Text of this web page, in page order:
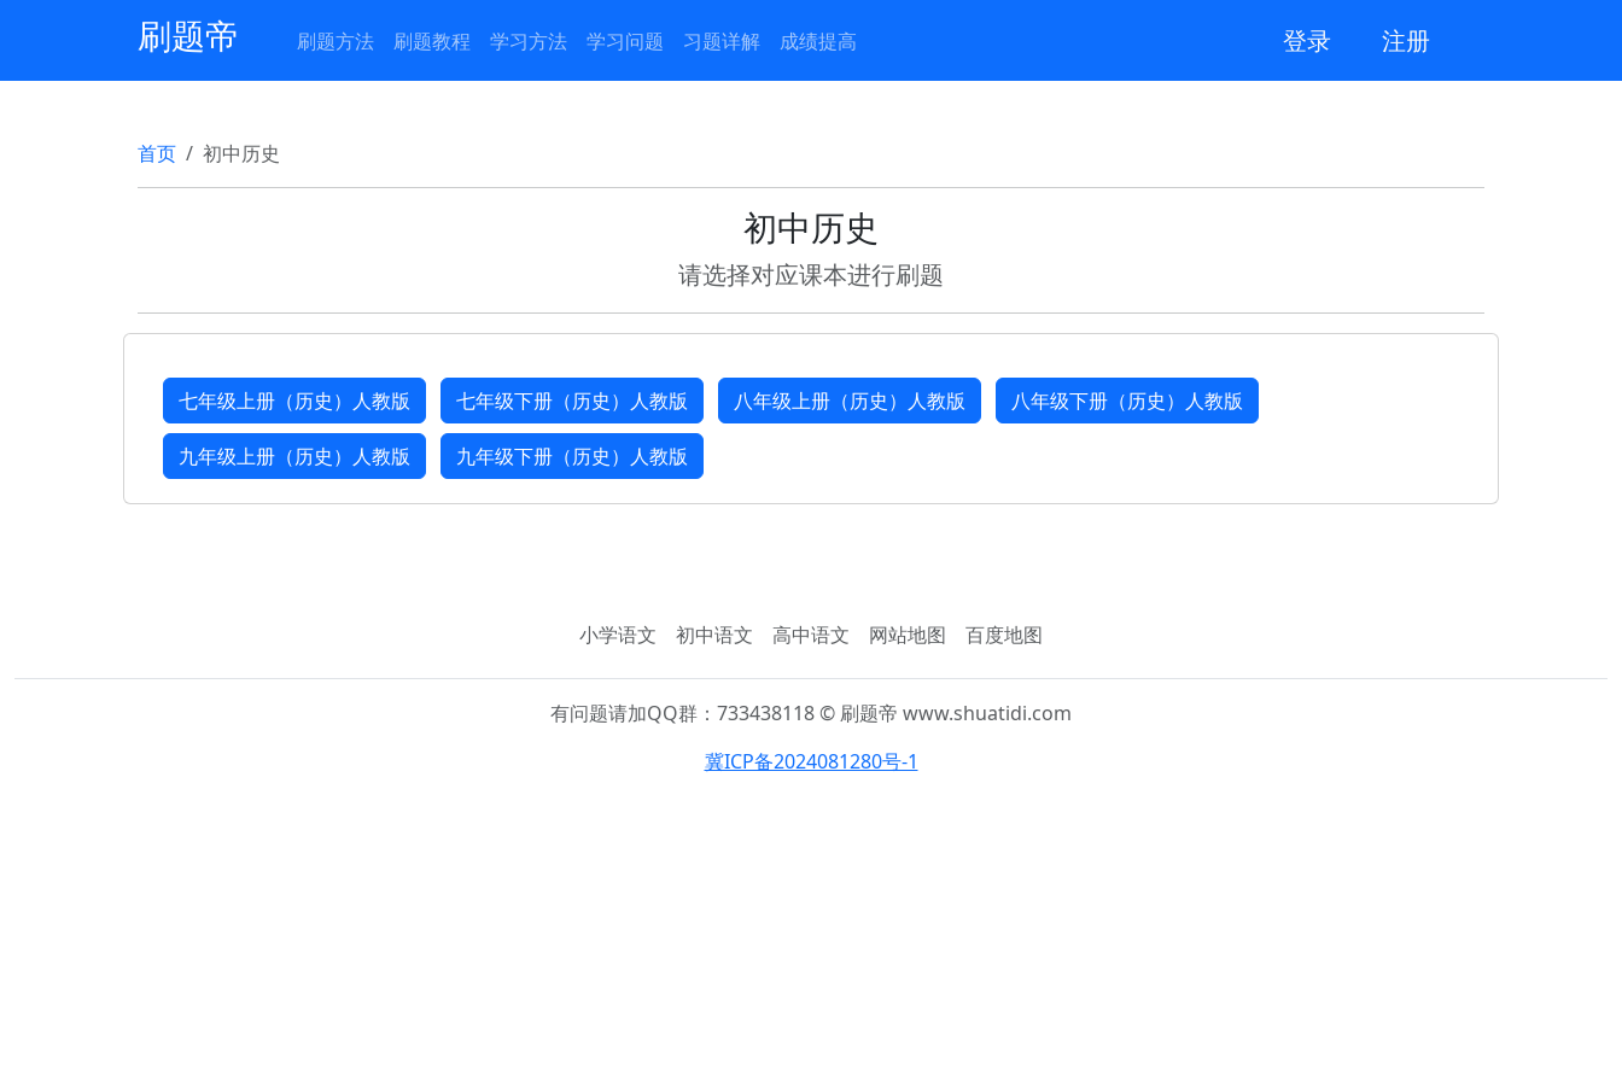
刷题帝 刷题方法 刷题教程 学习方法 学习问题 习题详解 成绩提高 登录 注册
首页 初中历史
初中历史
请选择对应课本进行刷题
七年级上册（历史）人教版 七年级下册（历史）人教版 八年级上册（历史）人教版 八年级下册（历史）人教版
九年级上册（历史）人教版 九年级下册（历史）人教版
小学语文 初中语文 高中语文 网站地图 百度地图
有问题请加QQ群：733438118 © 刷题帝 www.shuatidi.com
冀ICP备2024081280号-1